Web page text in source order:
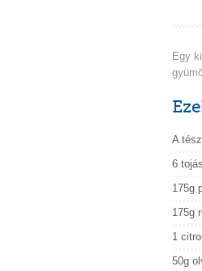
Egy
A
6 tojás
175g
175g
1
50g